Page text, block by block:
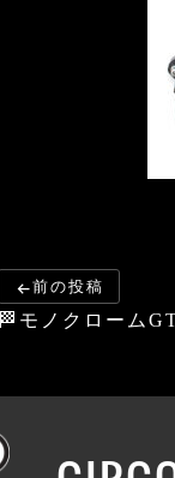
前の投稿
🏁モノクローム